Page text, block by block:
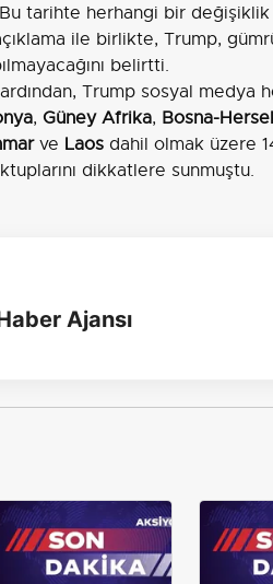
tarihte herhangi bir değişiklik
ile birlikte, Trump,
belirtti.
Trump sosyal medya
, Güney Afrika, Bosna-
ve Laos dahil olmak üzere
dikkatlere sunmuştu.
Ajansı